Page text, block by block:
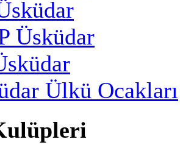
Üsküdar
Ülkü Ocakları